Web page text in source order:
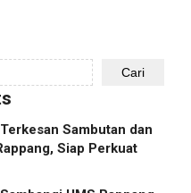
Cari
Sambutan dan
Siap Perkuat